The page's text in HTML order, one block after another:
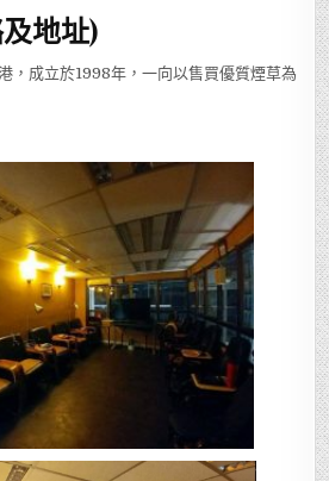
地址)
，成立於1998年，一向以售買優質煙草為